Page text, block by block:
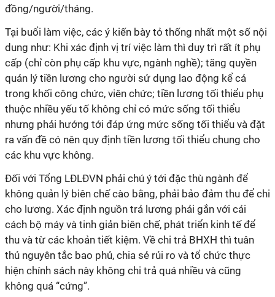
đồng/người/tháng.
Tại buổi làm việc, các ý kiến bày tỏ thống nhất một số nội
dung như: Khi xác định vị trí việc làm thì duy trì rất ít phụ
cấp (chỉ còn phụ cấp khu vực, ngành nghề); tăng quyền
quản lý tiền lương cho người sử dụng lao động kể cả
trong khối công chức, viên chức; tiền lương tối thiểu phụ
thuộc nhiều yếu tố không chỉ có mức sống tối thiểu
nhưng phải hướng tới đáp ứng mức sống tối thiểu và đặt
ra vấn đề có nên quy định tiền lương tối thiểu chung cho
các khu vực không.
Đối với Tổng LĐLĐVN phải chú ý tới đặc thù ngành để
không quản lý biên chế cào bằng, phải bảo đảm thu để chi
cho lương. Xác định nguồn trả lương phải gắn với cải
cách bộ máy và tinh giản biên chế, phát triển kinh tế để
thu và từ các khoản tiết kiệm. Về chi trả BHXH thì tuân
thủ nguyên tắc bao phủ, chia sẻ rủi ro và tổ chức thực
hiện chính sách này không chi trả quá nhiều và cũng
không quá “cứng”.